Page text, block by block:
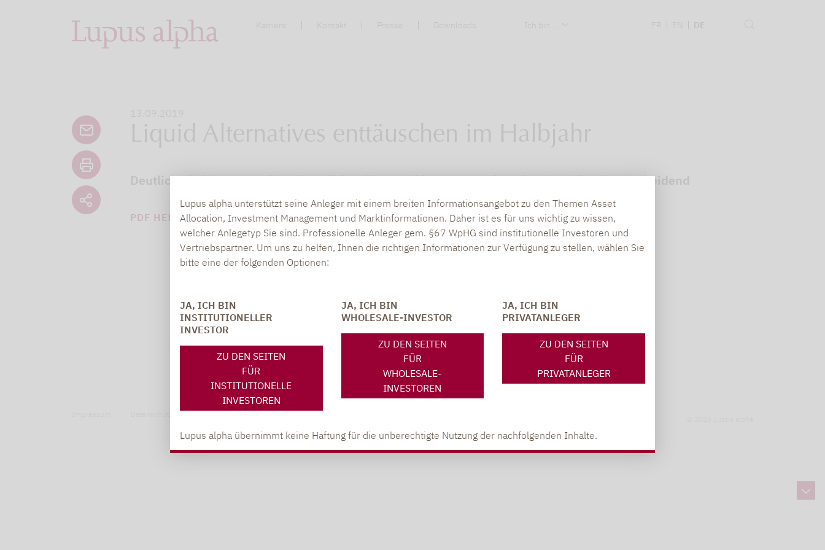
Karriere Kontakt Presse Downloads Ich bin ... FR EN DE
Lupus alpha unterstützt seine Anleger mit einem breiten Informationsangebot zu den Themen Asset
Allocation, Investment Management und Marktinformationen. Daher ist es für uns wichtig zu wissen,
welcher Anlegetyp Sie sind. Professionelle Anleger gem. §67 WpHG sind institutionelle Investoren und
Vertriebspartner. Um uns zu helfen, Ihnen die richtigen Informationen zur Verfügung zu stellen, wählen Sie
bitte eine der folgenden Optionen:
JA, ICH BIN
INSTITUTIONELLER
INVESTOR
ZU DEN SEITEN
FÜR
INSTITUTIONELLE
INVESTOREN
JA, ICH BIN
WHOLESALE-INVESTOR
ZU DEN SEITEN
FÜR
WHOLESALE-
INVESTOREN
JA, ICH BIN
PRIVATANLEGER
ZU DEN SEITEN
FÜR
PRIVATANLEGER
Lupus alpha übernimmt keine Haftung für die unberechtigte Nutzung der nachfolgenden Inhalte.
13.09.2019
Liquid Alternatives enttäuschen im Halbjahr
Deutlich niedrigere Rendite als traditionelle Assetklassen – Analyse des Einzelfonds entscheidend
PDF HERUNTERLADEN (75 KB)